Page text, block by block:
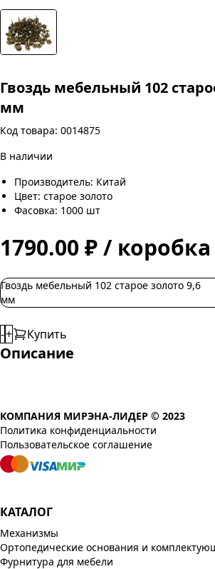
Гвоздь мебельный 102
мм
Код товара: 0014875
В наличии
Производитель: Китай
Цвет: старое золото
Фасовка: 1000 шт
1790.00 ₽ / коробка
Гвоздь мебельный 102 старое золото 9,6
мм
-+ Купить
Описание
КОМПАНИЯ МИРЭНА-ЛИДЕР © 2023
Политика конфиденциальности
Пользовательское соглашение
КАТАЛОГ
Механизмы
Ортопедические основания и
Фурнитура для мебели